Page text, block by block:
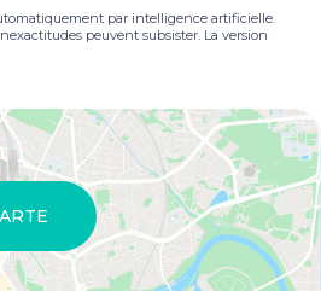
par intelligence artificielle.
peuvent subsister. La version